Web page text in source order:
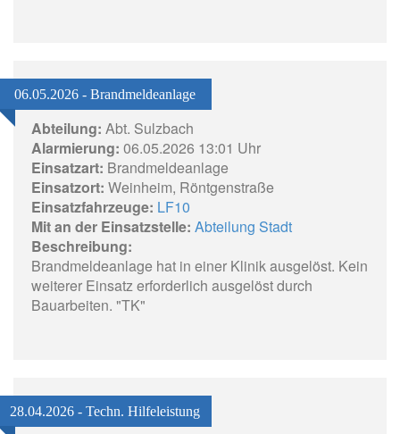
06.05.2026 - Brandmeldeanlage
Abteilung: Abt. Sulzbach
Alarmierung: 06.05.2026 13:01 Uhr
Einsatzart: Brandmeldeanlage
Einsatzort: Weinheim, Röntgenstraße
Einsatzfahrzeuge: LF10
Mit an der Einsatzstelle: Abteilung Stadt
Beschreibung:
Brandmeldeanlage hat in einer Klinik ausgelöst. Kein
weiterer Einsatz erforderlich ausgelöst durch
Bauarbeiten. "TK"
28.04.2026 - Techn. Hilfeleistung